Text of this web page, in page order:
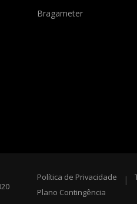
Bragameter
Política de Privacidade |
Plano Contingência